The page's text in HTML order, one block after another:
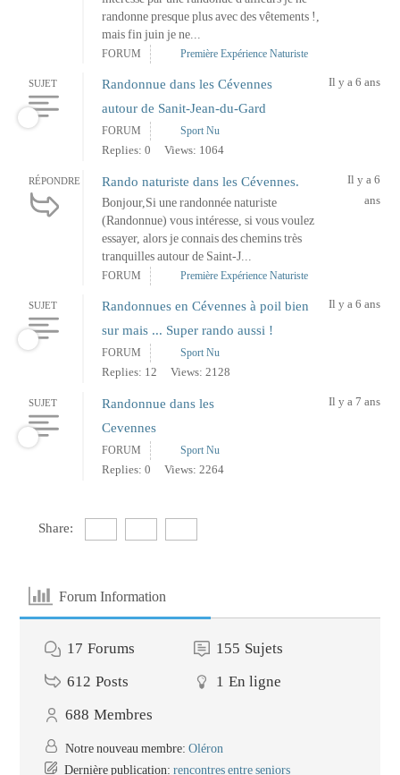
randonne presque plus avec des vêtements !,
mais fin juin je ne...
FORUM Première Expérience Naturiste
SUJET
Randonnue dans les Cévennes
autour de Sanit-Jean-du-Gard
Il y a 6 ans
FORUM Sport Nu
Replies: 0 Views: 1064
RÉPONDRE Rando naturiste dans les Cévennes.
Bonjour,Si une randonnée naturiste
(Randonnue) vous intéresse, si vous voulez
essayer, alors je connais des chemins très
tranquilles autour de Saint-J...
Il y a 6
ans
FORUM Première Expérience Naturiste
SUJET
Randonnues en Cévennes à poil bien
sur mais ... Super rando aussi !
Il y a 6 ans
FORUM Sport Nu
Replies: 12 Views: 2128
SUJET
Randonnue dans les
Cevennes
Il y a 7 ans
FORUM Sport Nu
Replies: 0 Views: 2264
Share:
Forum Information
17 Forums 155 Sujets
612 Posts 1 En ligne
688 Membres
Notre nouveau membre: Oléron
Dernière publication: rencontres entre seniors